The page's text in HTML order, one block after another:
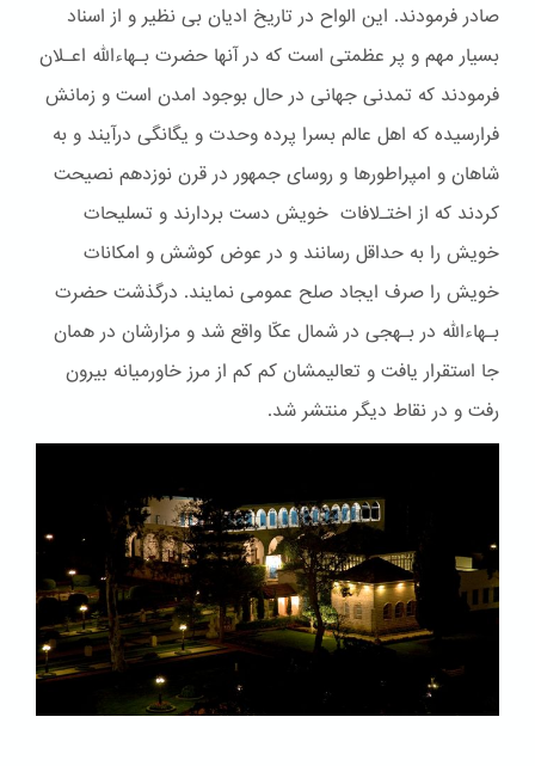
صادر فرمودند. این الواح در تاریخ ادیان بی نظیر و از اسناد
بسیار مهم و پر عظمتی است که در آنها حضرت بـهاءالله اعـلان
فرمودند که تمدنی جهانی در حال بوجود امدن است و زمانش
فرارسیده که اهل عالم بسرا پرده وحدت و یگانگی درآیند و به
شاهان و امپراطورها و روسای جمهور در قرن نوزدهم نصیحت
کردند که از اختـﻻفات خویش دست بردارند و تسلیحات
خویش را به حداقل رسانند و در عوض کوشش و امکانات
خویش را صرف ایجاد صلح عمومی نمایند. درگذشت حضرت
بـهاءالله در بـهجی در شمال عکّا واقع شد و مزارشان در همان
جا استقرار یافت و تعالیمشان کم کم از مرز خاورمیانه بیرون
رفت و در نقاط دیگر منتشر شد.